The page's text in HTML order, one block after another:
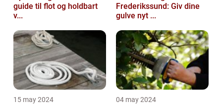
guide til flot og holdbart
v...
Frederikssund: Giv dine
gulve nyt ...
15 may 2024 04 may 2024